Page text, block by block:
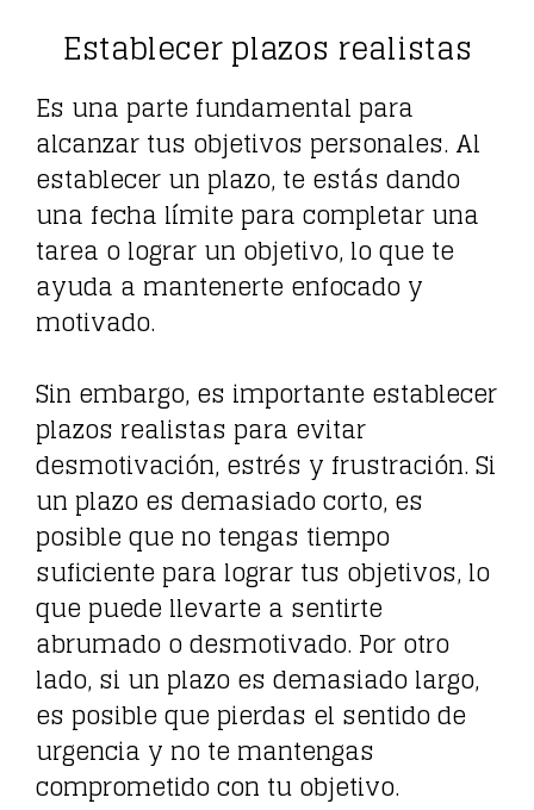
Establecer plazos realistas
Es una parte fundamental para
alcanzar tus objetivos personales. Al
establecer un plazo, te estás dando
una fecha límite para completar una
tarea o lograr un objetivo, lo que te
ayuda a mantenerte enfocado y
motivado.
Sin embargo, es importante establecer
plazos realistas para evitar
desmotivación, estrés y frustración. Si
un plazo es demasiado corto, es
posible que no tengas tiempo
suficiente para lograr tus objetivos, lo
que puede llevarte a sentirte
abrumado o desmotivado. Por otro
lado, si un plazo es demasiado largo,
es posible que pierdas el sentido de
urgencia y no te mantengas
comprometido con tu objetivo.